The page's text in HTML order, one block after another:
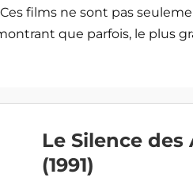
films ne sont pas
que parfois, le plus
Le Silence des
(1991)